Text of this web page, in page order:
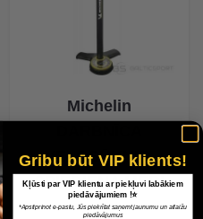
Michelin
VELOSŪKNIS,
SPIEDIENA MĒRI
Gribu būt VIP klients!
Kļūsti par VIP klientu ar piekļuvi labākiem
piedāvājumiem !⭐
*Apstiprinot e-pastu, Jūs piekrītat saņemt jaunumu un atlaižu
piedāvājumus